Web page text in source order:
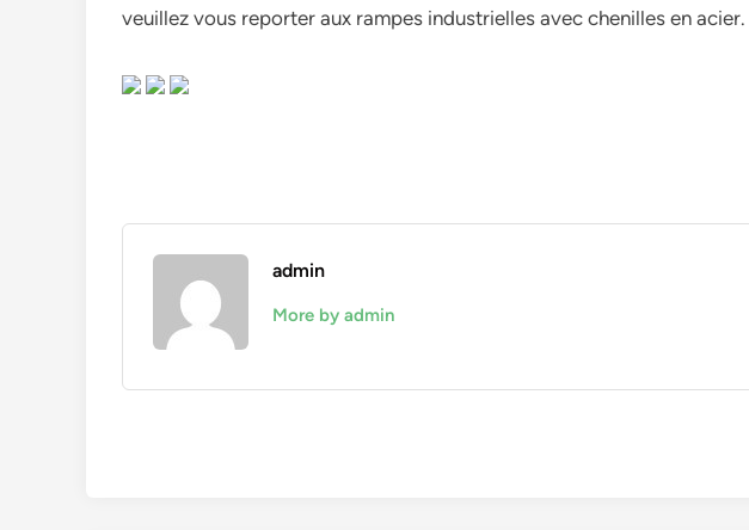
veuillez vous reporter aux rampes industrielles avec chenilles en acier.
admin
More by admin